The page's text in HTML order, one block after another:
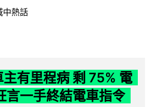
中熱話
有里程病 剩 75% 電
言一手終結電車指令